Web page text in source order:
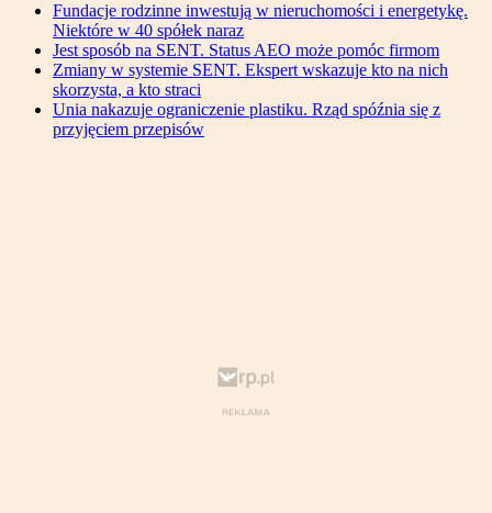
Fundacje rodzinne inwestują w nieruchomości i energetykę.
Niektóre w 40 spółek naraz
Jest sposób na SENT. Status AEO może pomóc firmom
Zmiany w systemie SENT. Ekspert wskazuje kto na nich
skorzysta, a kto straci
Unia nakazuje ograniczenie plastiku. Rząd spóźnia się z
przyjęciem przepisów